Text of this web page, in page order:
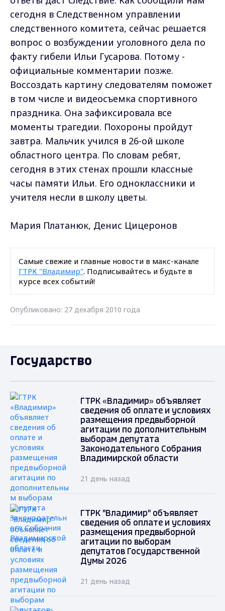
сегодня в Следственном управлении
следственного комитета, сейчас решается
вопрос о возбуждении уголовного дела по
факту гибели Ильи Гусарова. Потому -
официальные комментарии позже.
Воссоздать картину следователям поможет
в том числе и видеосъемка спортивного
праздника. Она зафиксировала все
моменты трагедии. Похороны пройдут
завтра. Мальчик учился в 26-ой школе
областного центра. По словам ребят,
сегодня в этих стенах прошли классные
часы памяти Ильи. Его одноклассники и
учителя несли в школу цветы.
Мария Платанюк, Денис Цицеронов
Самые свежие и главные новости в макс-канале
ГТРК "Владимир". Подписывайтесь и будьте в
курсе всех событий!
Опубликовано: 27 декабря 2010 года
Государство
ГТРК «Владимир» объявляет
сведения об оплате и условиях
размещения предвыборной
агитации по дополнительным
выборам депутата
Законодательного Собрания
Владимирской области
21 день назад
ГТРК "Владимир" объявляет
сведения об оплате и условиях
размещения предвыборной
агитации по выборам
депутатов Государственной
Думы 2026
21 день назад